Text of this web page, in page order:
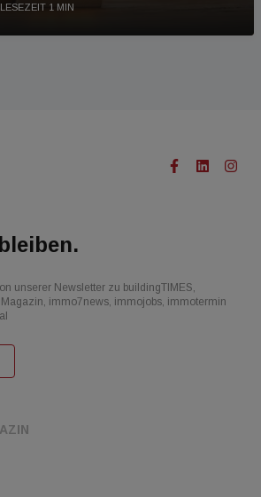
1 MIN
unserer Newsletter zu buildingTIMES,
immo7news, immojobs, immotermin